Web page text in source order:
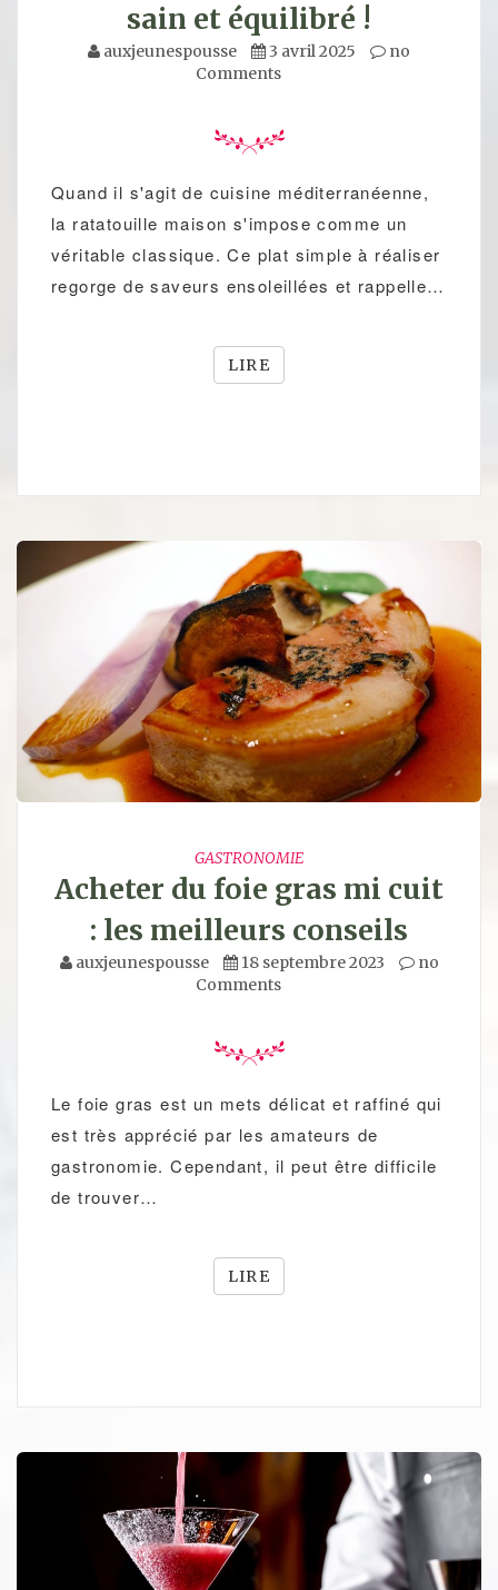
sain et équilibré !
auxjeunespousse 3 avril 2025
no
Comments
Quand il s'agit de cuisine méditerranéenne,
la ratatouille maison s'impose comme un
véritable classique. Ce plat simple à réaliser
regorge de saveurs ensoleillées et rappelle…
LIRE
GASTRONOMIE
Acheter du foie gras mi cuit
: les meilleurs conseils
auxjeunespousse 18 septembre 2023
no
Comments
Le foie gras est un mets délicat et raffiné qui
est très apprécié par les amateurs de
gastronomie. Cependant, il peut être difficile
de trouver…
LIRE